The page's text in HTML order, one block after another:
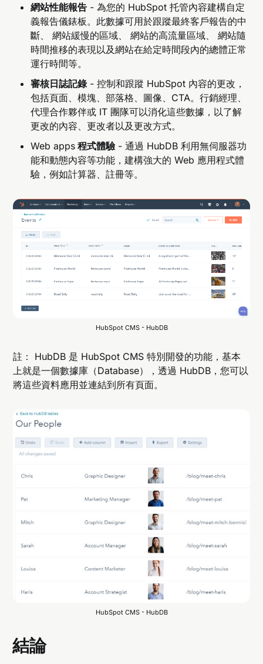
網站性能報告 - 為您的 HubSpot 托管內容建構自定
義報告儀錶板。此數據可用於跟蹤最終客戶報告的中
斷、 網站緩慢的區域、 網站的高流量區域、 網站隨
時間推移的表現以及網站在給定時間段內的總體正常
運行時間等。
審核日誌記錄- 控制和跟蹤 HubSpot 內容的更改，
包括頁面、模塊、部落格、圖像、CTA。行銷經理、
代理合作夥伴或 IT 團隊可以消化這些數據，以了解
更改的內容、更改者以及更改方式。
Web apps 程式體驗- 通過 HubDB 利用無伺服器功
能和動態內容等功能，建構強大的 Web 應用程式體
驗，例如計算器、註冊等。
HubSpot CMS - HubDB
註： HubDB 是 HubSpot CMS 特別開發的功能，基本
上就是一個數據庫（Database），透過 HubDB，您可以
將這些資料應用並連結到所有頁面。
HubSpot CMS - HubDB
結論